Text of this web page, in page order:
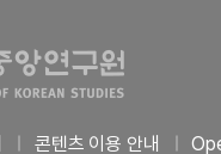
콘텐츠 이용 안내